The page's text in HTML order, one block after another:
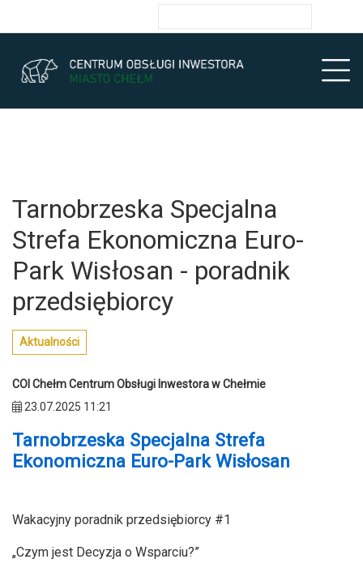
Tarnobrzeska Specjalna
Strefa Ekonomiczna Euro-
Park Wisłosan - poradnik
przedsiębiorcy
Aktualności
COI Chełm Centrum Obsługi Inwestora w Chełmie
23.07.2025 11:21
Tarnobrzeska Specjalna Strefa
Ekonomiczna Euro-Park Wisłosan
Wakacyjny poradnik przedsiębiorcy #1
„Czym jest Decyzja o Wsparciu?”